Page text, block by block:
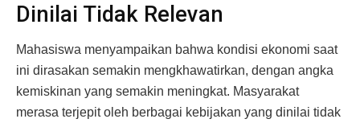
Dinilai Tidak Relevan
Mahasiswa menyampaikan bahwa kondisi ekonomi saat
ini dirasakan semakin mengkhawatirkan, dengan angka
kemiskinan yang semakin meningkat. Masyarakat
merasa terjepit oleh berbagai kebijakan yang dinilai tidak